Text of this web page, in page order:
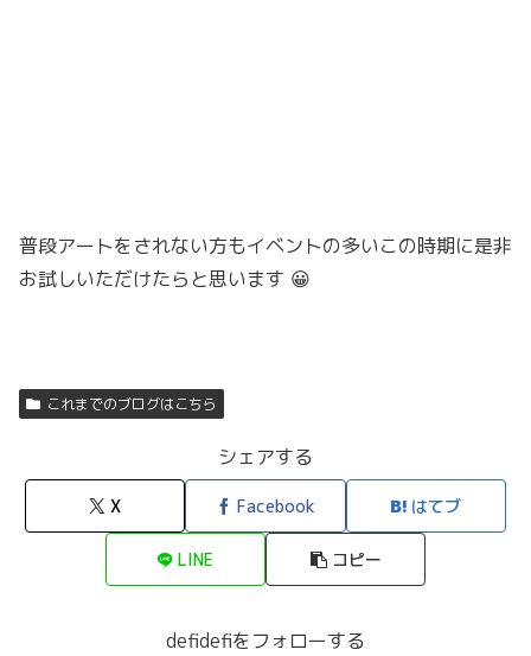
普段アートをされない方もイベントの多いこの時期に是非
お試しいただけたらと思います 😀
これまでのブログはこちら
シェアする
X Facebook はてブ
LINE コピー
defidefiをフォローする